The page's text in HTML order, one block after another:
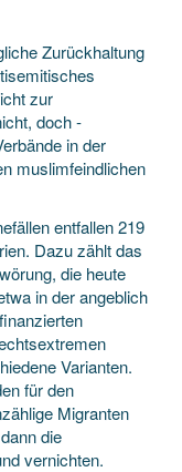
Zurückhaltung
zur
doch
in der
muslimfeindlichen
entfallen 219
Dazu zählt das
die heute
in der angeblich
Varianten.
für den
Migranten
die
vernichten.